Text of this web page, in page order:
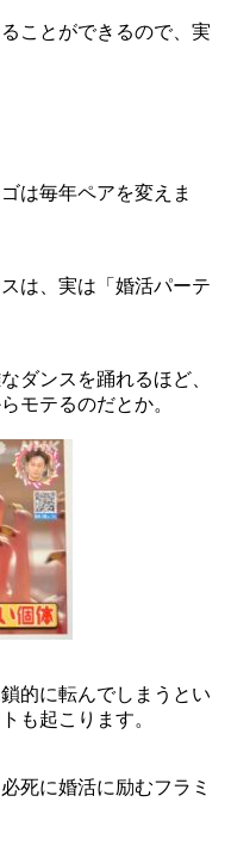
ことができるので、実
は毎年ペアを変えま
は、実は「婚活パーテ
ダンスを踊れるほど、
モテるのだとか。
的に転んでしまうとい
も起こります。
死に婚活に励むフラミ